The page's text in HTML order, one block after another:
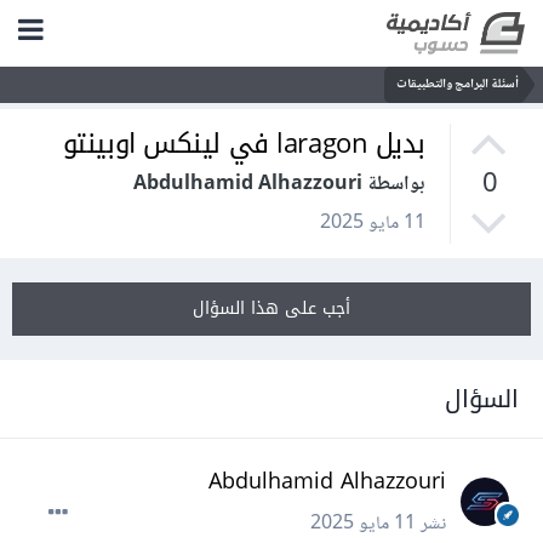
أسئلة البرامج والتطبيقات
0
بديل laragon في لينكس اوبينتو
بواسطة Abdulhamid Alhazzouri
11 مايو 2025
أجب على هذا السؤال
السؤال
Abdulhamid Alhazzouri
نشر11 مايو 2025